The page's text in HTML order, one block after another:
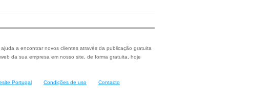
a encontrar novos clientes através da publicação gratuita
da sua empresa em nosso site, de forma gratuita, hoje
Portugal Condições de uso Contacto